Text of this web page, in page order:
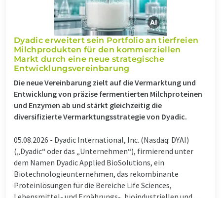
Dyadic erweitert sein Portfolio an tierfreien
Milchprodukten für den kommerziellen
Markt durch eine neue strategische
Entwicklungsvereinbarung
Die neue Vereinbarung zielt auf die Vermarktung und
Entwicklung von präzise fermentierten Milchproteinen
und Enzymen ab und stärkt gleichzeitig die
diversifizierte Vermarktungsstrategie von Dyadic.
05.08.2026 - Dyadic International, Inc. (Nasdaq: DYAI)
(„Dyadic“ oder das „Unternehmen“), firmierend unter
dem Namen Dyadic Applied BioSolutions, ein
Biotechnologieunternehmen, das rekombinante
Proteinlösungen für die Bereiche Life Sciences,